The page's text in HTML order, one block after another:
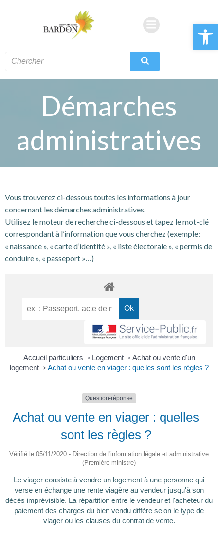
Ouvrir
Démarches
administratives
Vous trouverez ci-dessous toutes les informations à jour
concernant les démarches administratives.
Utilisez le moteur de recherche ci-dessous et tapez le mot-clé
correspondant à l’information que vous cherchez (exemple:
« naissance », « carte d’identité », « liste électorale », « permis de
conduire », « passeport »…)
Accueil particuliers > Logement > Achat ou vente d'un
logement > Achat ou vente en viager : quelles sont les règles ?
Question-réponse
Achat ou vente en viager : quelles
sont les règles ?
Vérifié le 05/11/2020 - Direction de l'information légale et administrative
(Première ministre)
Le viager consiste à vendre un logement à une personne qui
verse en échange une rente viagère au vendeur jusqu'à son
décès imprévisible. La répartition entre le vendeur et l'acheteur du
paiement des charges du bien vendu diffère selon le type de
viager ou les clauses du contrat de vente.